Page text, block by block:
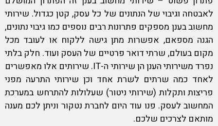
לאבטחה וגיבוי של הנתונים של כל עסק, קטן כגדול. שירותי
מחשובבענן מספקים פתרונות רבים נוספים כמו גיבוי נתונים,
הגנה מספאם, אפשרות מתן גישה ללקוח או לעובד מכל
מקום בעולם, שרתי דואר פרטיים של העסק ועוד. חלק בלתי
נפרד משירותי הענן הן שירותי ה-IT. שירותים אלו מאפשרים
לאחד כמה שרתים לשרת אחד וכן שירותי התרעה מפני
פריצות ותקלות (שירותי ניטור) שעלולות להתרחש במערכת
המחשוב לעסק. פנו עוד היום לחברת נטקור וניתן לכם מענה
מותאם לצרכים שלכם.